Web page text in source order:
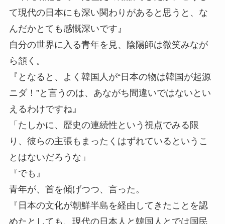
て現代の日本にも深い関わりがあると思うと、な
んだかとても感慨深いです』
自分の世界に入る青年を見、陰陽師は微笑みなが
ら頷く。
『となると、よく韓国人が“日本の物は韓国が起源
ニダ！”と言うのは、あながち間違いではないとい
えるわけですね』
「たしかに、歴史の連続性という視点でみる限
り、彼らの主張もまったくはずれているというこ
とはないだろうな」
『でも』
青年が、首を傾げつつ、言った。
『日本の文化が朝鮮半島を経由してきたことを認
めたとしても、現代の日本人と韓国人とでは国民